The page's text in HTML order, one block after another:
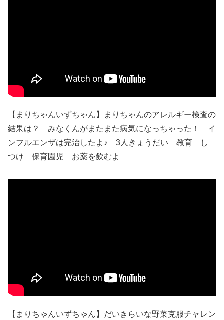
【まりちゃんいずちゃん】まりちゃんのアレルギー検査の
結果は？ みなくんがまたまた病気になっちゃった！ イ
ンフルエンザは完治したよ♪ 3人きょうだい 教育 し
つけ 保育園児 お薬を飲むよ
【まりちゃんいずちゃん】だいきらいな野菜克服チャレン